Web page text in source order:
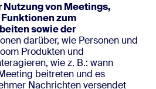
von Meetings,
zum
sowie der
darüber, wie Personen und
Produkten und
wie z. B.: wann
beitreten und es
Nachrichten versendet